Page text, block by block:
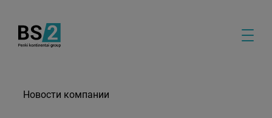
Новости компании